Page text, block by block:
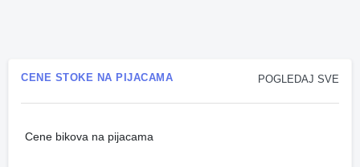
POGLEDAJ SVE
CENE STOKE NA PIJACAMA
Cene bikova na pijacama